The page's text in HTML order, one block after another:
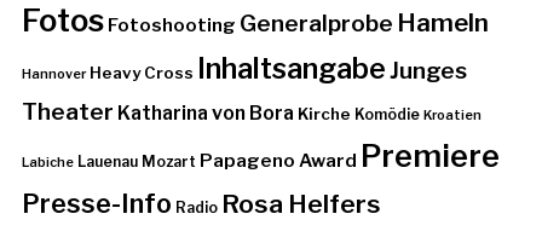
Fotos Fotoshooting Generalprobe Hameln
Hannover Heavy Cross InhaltsangabeJunges
Theater Katharina von Bora Kirche Komödie Kroatien
Labiche Lauenau Mozart Papageno Award Premiere
Presse-Info Radio Rosa Helfers